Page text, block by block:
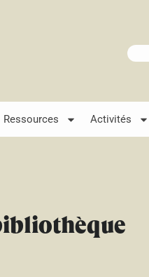
Ressources Activités